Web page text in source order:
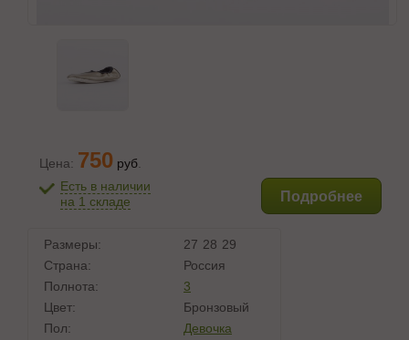
Цена: 750 руб
Есть в наличии
на 1 складе
Подробнее
Размеры: 27 28 29
Страна:
Россия
Полнота:
3
Цвет:
Бронзовый
Пол:
Девочка